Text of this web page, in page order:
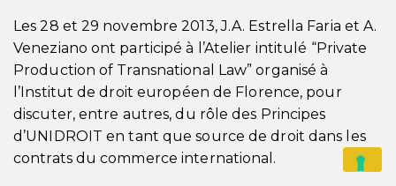
Les 28 et 29 novembre 2013, J.A. Estrella Faria et A.
Veneziano ont participé à l’Atelier intitulé “Private
Production of Transnational Law” organisé à
l’Institut de droit européen de Florence, pour
discuter, entre autres, du rôle des Principes
d’UNIDROIT en tant que source de droit dans les
contrats du commerce international.